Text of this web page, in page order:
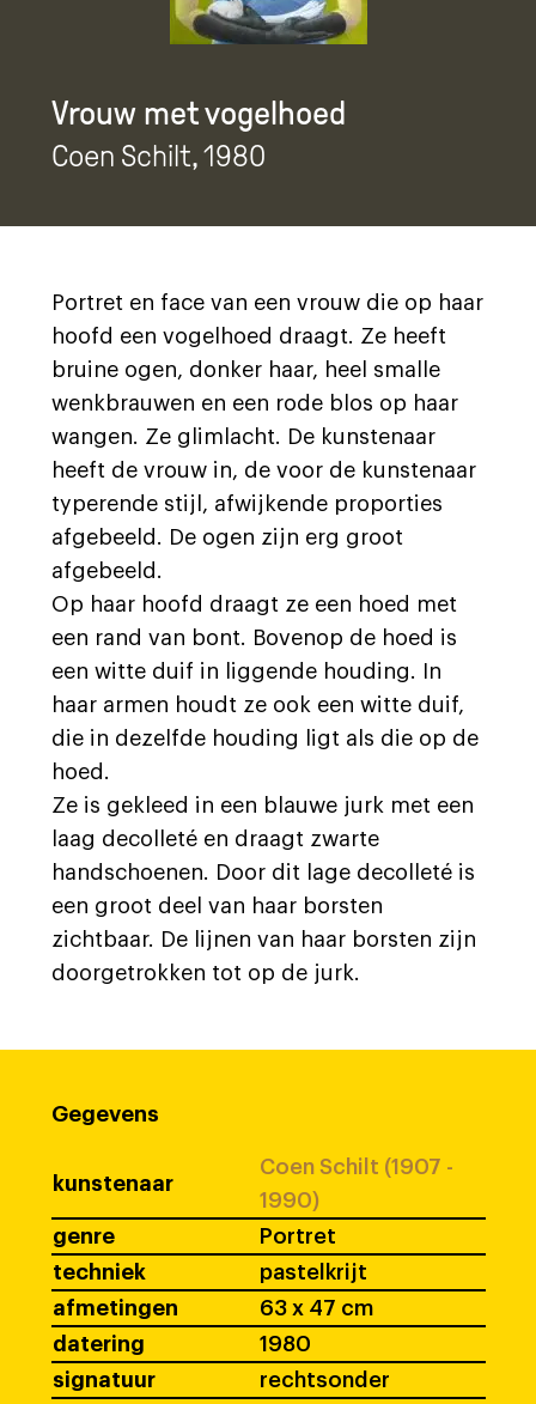
Vrouw met vogelhoed
Coen Schilt, 1980
Portret en face van een vrouw die op haar
hoofd een vogelhoed draagt. Ze heeft
bruine ogen, donker haar, heel smalle
wenkbrauwen en een rode blos op haar
wangen. Ze glimlacht. De kunstenaar
heeft de vrouw in, de voor de kunstenaar
typerende stijl, afwijkende proporties
afgebeeld. De ogen zijn erg groot
afgebeeld.
Op haar hoofd draagt ze een hoed met
een rand van bont. Bovenop de hoed is
een witte duif in liggende houding. In
haar armen houdt ze ook een witte duif,
die in dezelfde houding ligt als die op de
hoed.
Ze is gekleed in een blauwe jurk met een
laag decolleté en draagt zwarte
handschoenen. Door dit lage decolleté is
een groot deel van haar borsten
zichtbaar. De lijnen van haar borsten zijn
doorgetrokken tot op de jurk.
Gegevens
kunstenaar
Coen Schilt (1907 -
1990)
genre
Portret
techniek
pastelkrijt
afmetingen
63 x 47 cm
datering
1980
signatuur
rechtsonder